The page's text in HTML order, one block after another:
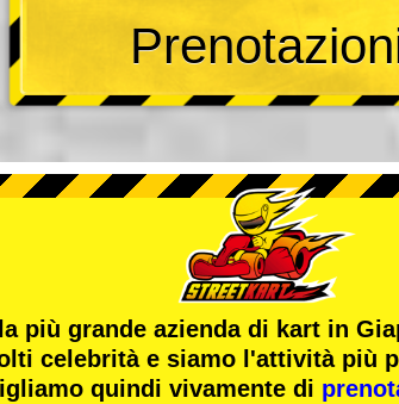
più grande azienda di kart in
celebritàe siamo l'attività più
quindi vivamente di